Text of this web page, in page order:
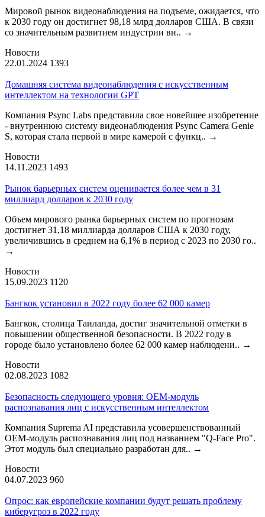
Мировой рынок видеонаблюдения на подъеме, ожидается, что
к 2030 году он достигнет 98,18 млрд долларов США. В связи
со значительным развитием индустрии ви.. →
Новости
22.01.2024 1393
Домашняя система видеонаблюдения с искусственным
интеллектом на технологии GPT
Компания Psync Labs представила свое новейшее изобретение
- внутреннюю систему видеонаблюдения Psync Camera Genie
S, которая стала первой в мире камерой с функц.. →
Новости
14.11.2023 1493
Рынок барьерных систем оценивается более чем в 31
миллиард долларов к 2030 году
Объем мирового рынка барьерных систем по прогнозам
достигнет 31,18 миллиарда долларов США к 2030 году,
увеличившись в среднем на 6,1% в период с 2023 по 2030 го..
→
Новости
15.09.2023 1120
Бангкок установил в 2022 году более 62 000 камер
Бангкок, столица Таиланда, достиг значительной отметки в
повышении общественной безопасности. В 2022 году в
городе было установлено более 62 000 камер наблюдени.. →
Новости
02.08.2023 1082
Безопасность следующего уровня: OEM-модуль
распознавания лиц с искусственным интеллектом
Компания Suprema AI представила усовершенствованный
OEM-модуль распознавания лиц под названием "Q-Face Pro".
Этот модуль был специально разработан для.. →
Новости
04.07.2023 960
Опрос: как европейские компании будут решать проблему
киберугроз в 2022 году